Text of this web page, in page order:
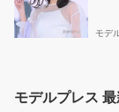
モデ
モデルプレス